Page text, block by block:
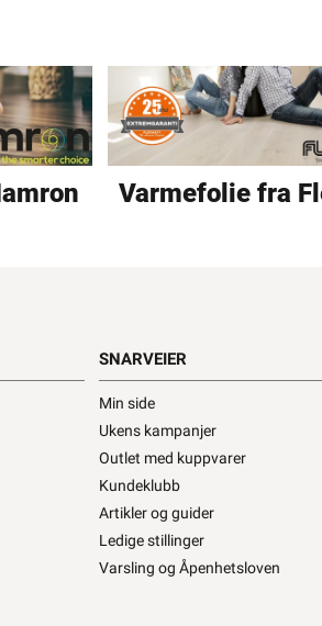
Varmefolie fra
SNARVEIER
Min side
Ukens kampanjer
Outlet med kuppvarer
Kundeklubb
Artikler og guider
Ledige stillinger
Varsling og Åpenhetsloven